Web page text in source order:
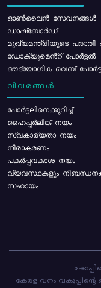
ഓൺലൈൻ സേവനങ്ങൾ
ഡാഷ്ബോർഡ്
മുഖ്യമന്ത്രിയുടെ പരാതി
ഡോക്യുമെൻ്റ് പോർട്ടൽ
ഔദ്യോഗിക വെബ്
വിവരങ്ങൾ
പോര്‍ട്ടലിനെക്കുറിച്ച്
ഹൈപ്പർലിങ്ക് നയം
സ്വകാര്യതാ നയം
നിരാകരണം
പകർപ്പവകാശ നയം
വ്യവസ്ഥകളും
സഹായം
കേരള വനം